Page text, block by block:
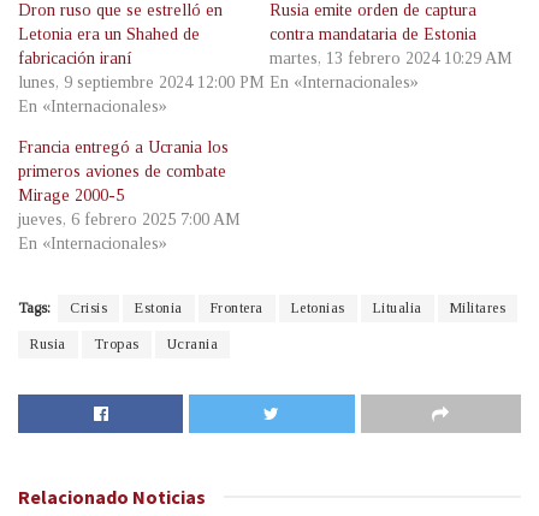
Dron ruso que se estrelló en
Letonia era un Shahed de
fabricación iraní
lunes, 9 septiembre 2024 12:00 PM
En «Internacionales»
Rusia emite orden de captura
contra mandataria de Estonia
martes, 13 febrero 2024 10:29 AM
En «Internacionales»
Francia entregó a Ucrania los
primeros aviones de combate
Mirage 2000-5
jueves, 6 febrero 2025 7:00 AM
En «Internacionales»
Tags: Crisis Estonia Frontera Letonias Litualia Militares
Rusia Tropas Ucrania
Relacionado Noticias